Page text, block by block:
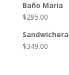
Baño Maria
$295.00
Sandwichera
$349.00